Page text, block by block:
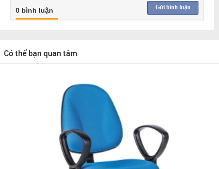
Gửi bình luận
0 bình luận
Có thể bạn quan tâm